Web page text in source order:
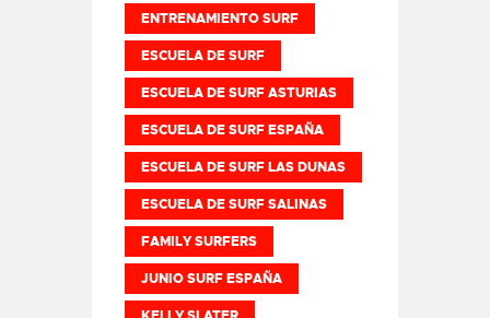
ENTRENAMIENTO SURF
ESCUELA DE SURF
ESCUELA DE SURF ASTURIAS
ESCUELA DE SURF ESPAÑA
ESCUELA DE SURF LAS DUNAS
ESCUELA DE SURF SALINAS
FAMILY SURFERS
JUNIO SURF ESPAÑA